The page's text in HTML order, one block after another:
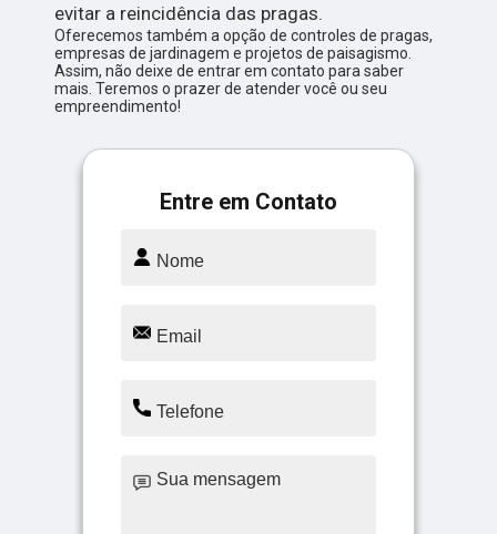
evitar a reincidência das pragas.
Oferecemos também a opção de controles de pragas,
empresas de jardinagem e projetos de paisagismo.
Assim, não deixe de entrar em contato para saber
mais. Teremos o prazer de atender você ou seu
empreendimento!
Entre em Contato